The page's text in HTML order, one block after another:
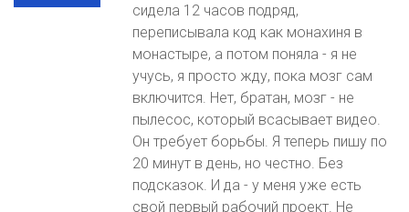
сидела 12 часов подряд,
переписывала код как монахиня в
монастыре, а потом поняла - я не
учусь, я просто жду, пока мозг сам
включится. Нет, братан, мозг - не
пылесос, который всасывает видео.
Он требует борьбы. Я теперь пишу по
20 минут в день, но честно. Без
подсказок. И да - у меня уже есть
свой первый рабочий проект. Не